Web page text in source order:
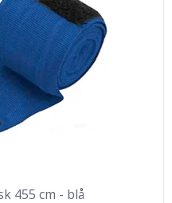
455 cm - blå